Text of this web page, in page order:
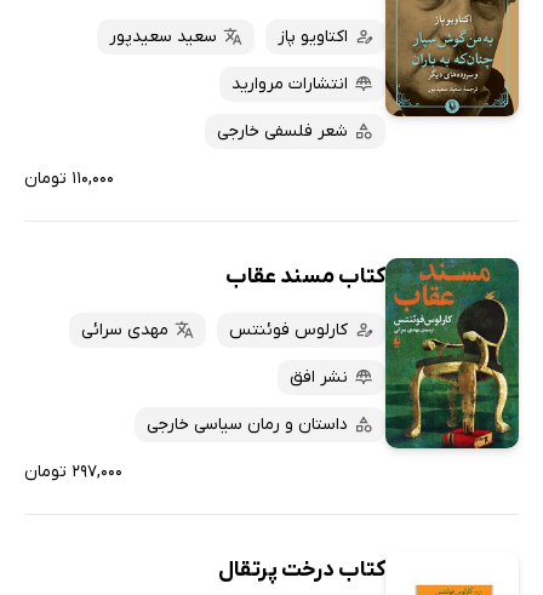
اکتاویو پاز سعید سعیدپور
انتشارات مروارید
شعر فلسفی خارجی
۱۱۰,۰۰۰ تومان
کتاب مسند عقاب
کارلوس فوئنتس مهدی سرائی
نشر افق
داستان و رمان سیاسی خارجی
۲۹۷,۰۰۰ تومان
کتاب درخت پرتقال